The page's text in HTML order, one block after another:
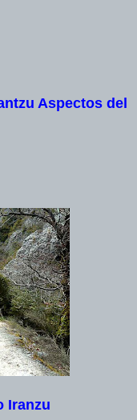
Aspectos del
Iranzu